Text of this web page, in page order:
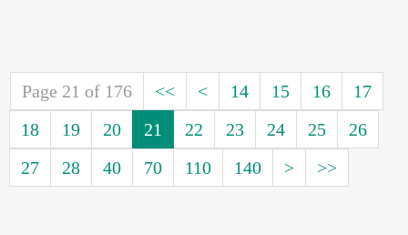
Page 21 of 176 << < 14 15 16
17
18
19 20 21 22 23 24 25
26
27
28 40 70 110 140 > >>